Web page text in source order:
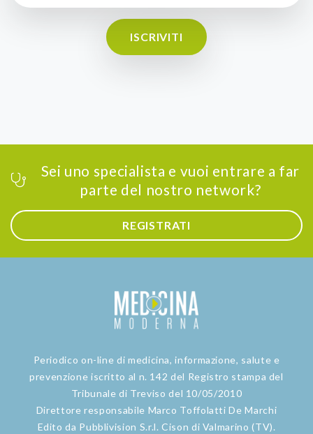
ISCRIVITI
Sei uno specialista e vuoi entrare a far
parte del nostro network?
REGISTRATI
Periodico on-line di medicina, informazione, salute e
prevenzione iscritto al n. 142 del Registro stampa del
Tribunale di Treviso del 10/05/2010
Direttore responsabile Marco Toffolatti De Marchi
Edito da Pubblivision S.r.l. Cison di Valmarino (TV).